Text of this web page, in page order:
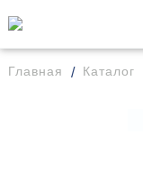
Главная Каталог